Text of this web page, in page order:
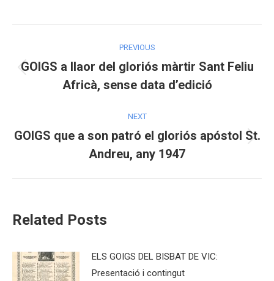
navigation
PREVIOUS
Previous
post:
GOIGS a llaor del gloriós màrtir Sant Feliu
Africà, sense data d’edició
NEXT
Next
post:
GOIGS que a son patró el gloriós apóstol St.
Andreu, any 1947
Related Posts
ELS GOIGS DEL BISBAT DE VIC:
Presentació i contingut